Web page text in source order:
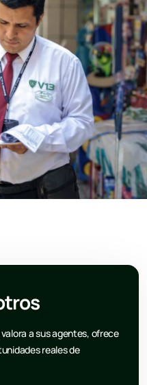
a sus agentes, ofrece
reales de